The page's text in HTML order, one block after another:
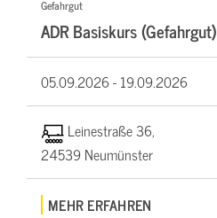
Gefahrgut
ADR Basiskurs (Gefahrgut)
05.09.2026 -19.09.2026
Leinestraße 36,
24539 Neumünster
MEHR ERFAHREN